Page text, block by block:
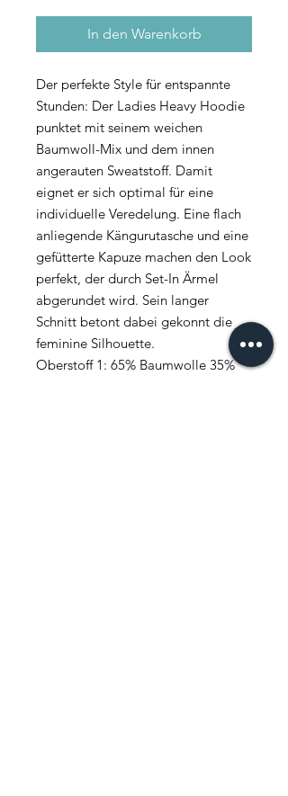
In den Warenkorb
Der perfekte Style für entspannte
Stunden: Der Ladies Heavy Hoodie
punktet mit seinem weichen
Baumwoll-Mix und dem innen
angerauten Sweatstoff. Damit
eignet er sich optimal für eine
individuelle Veredelung. Eine flach
anliegende Kängurutasche und eine
gefütterte Kapuze machen den Look
perfekt, der durch Set-In Ärmel
abgerundet wird. Sein langer
Schnitt betont dabei gekonnt die
feminine Silhouette.
Oberstoff 1: 65% Baumwolle 35%